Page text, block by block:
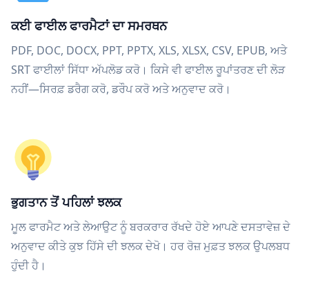
ਕਈ ਫਾਈਲ ਫਾਰਮੈਟਾਂ ਦਾ ਸਮਰਥਨ
PDF, DOC, DOCX, PPT, PPTX, XLS, XLSX, CSV, EPUB, ਅਤੇ
SRT ਫਾਈਲਾਂ ਸਿੱਧਾ ਅੱਪਲੋਡ ਕਰੋ। ਕਿਸੇ ਵੀ ਫਾਈਲ ਰੂਪਾਂਤਰਣ ਦੀ ਲੋੜ
ਨਹੀਂ—ਸਿਰਫ਼ ਡਰੈਗ ਕਰੋ, ਡਰੌਪ ਕਰੋ ਅਤੇ ਅਨੁਵਾਦ ਕਰੋ।
ਭੁਗਤਾਨ ਤੋਂ ਪਹਿਲਾਂ ਝਲਕ
ਮੂਲ ਫਾਰਮੈਟ ਅਤੇ ਲੇਆਉਟ ਨੂੰ ਬਰਕਰਾਰ ਰੱਖਦੇ ਹੋਏ ਆਪਣੇ ਦਸਤਾਵੇਜ਼ ਦੇ
ਅਨੁਵਾਦ ਕੀਤੇ ਕੁਝ ਹਿੱਸੇ ਦੀ ਝਲਕ ਦੇਖੋ। ਹਰ ਰੋਜ਼ ਮੁਫ਼ਤ ਝਲਕ ਉਪਲਬਧ
ਹੁੰਦੀ ਹੈ।